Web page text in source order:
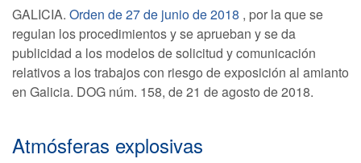
GALICIA. Orden de 27 de junio de 2018 , por la que se
regulan los procedimientos y se aprueban y se da
publicidad a los modelos de solicitud y comunicación
relativos a los trabajos con riesgo de exposición al amianto
en Galicia. DOG núm. 158, de 21 de agosto de 2018.
Atmósferas explosivas